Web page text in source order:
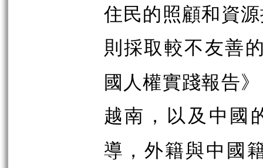
住民的照顧和資
則採取較不友善
國人權實踐報告
越南，以及中國
導，外籍與中國